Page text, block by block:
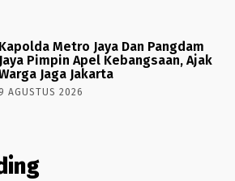
Kapolda Metro Jaya Dan Pangdam
Jaya Pimpin Apel Kebangsaan, Ajak
Jaga Jakarta
9 AGUSTUS 2026